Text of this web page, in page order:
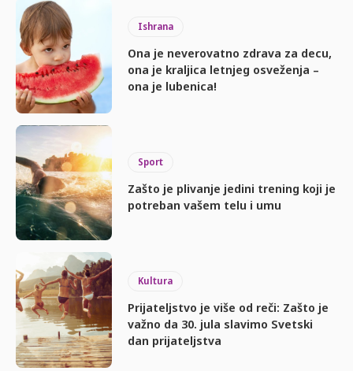
Ishrana
Ona je neverovatno zdrava za decu,
ona je kraljica letnjeg osveženja –
ona je lubenica!
Sport
Zašto je plivanje jedini trening koji je
potreban vašem telu i umu
Kultura
Prijateljstvo je više od reči: Zašto je
važno da 30. jula slavimo Svetski
dan prijateljstva